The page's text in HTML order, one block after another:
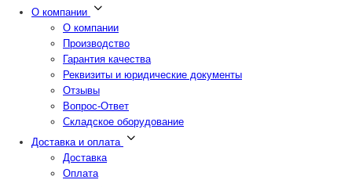
О компании
О компании
Производство
Гарантия качества
Реквизиты и юридические документы
Отзывы
Вопрос-Ответ
Складское оборудование
Доставка и оплата
Доставка
Оплата